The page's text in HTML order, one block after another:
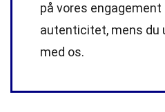
på vores
autenticitet, mens du
med os.